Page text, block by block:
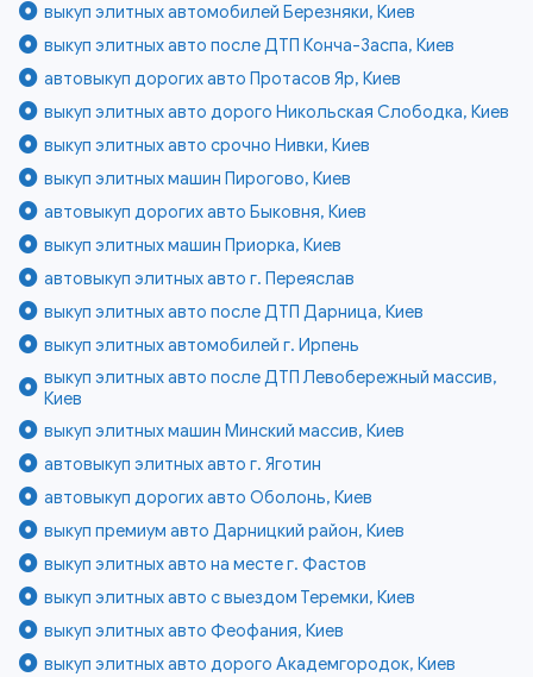
выкуп элитных автомобилей Березняки, Киев
выкуп элитных авто после ДТП Конча-Заспа, Киев
автовыкуп дорогих авто Протасов Яр, Киев
выкуп элитных авто дорого Никольская Слободка, Киев
выкуп элитных авто срочно Нивки, Киев
выкуп элитных машин Пирогово, Киев
автовыкуп дорогих авто Быковня, Киев
выкуп элитных машин Приорка, Киев
автовыкуп элитных авто г. Переяслав
выкуп элитных авто после ДТП Дарница, Киев
выкуп элитных автомобилей г. Ирпень
выкуп элитных авто после ДТП Левобережный массив,
Киев
выкуп элитных машин Минский массив, Киев
автовыкуп элитных авто г. Яготин
автовыкуп дорогих авто Оболонь, Киев
выкуп премиум авто Дарницкий район, Киев
выкуп элитных авто на месте г. Фастов
выкуп элитных авто с выездом Теремки, Киев
выкуп элитных авто Феофания, Киев
выкуп элитных авто дорого Академгородок, Киев